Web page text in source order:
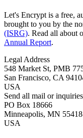
Let's Encrypt is a free,
brought to you by the
(ISRG). Read all about
Annual Report.
Legal Address
548 Market St, PMB
San Francisco, CA
USA
Send all mail or
PO Box 18666
Minneapolis, MN
USA